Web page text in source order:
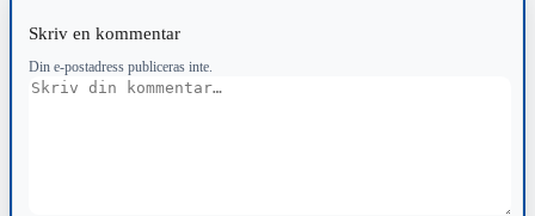
Skriv en kommentar
Din e-postadress publiceras inte.
Kommentar